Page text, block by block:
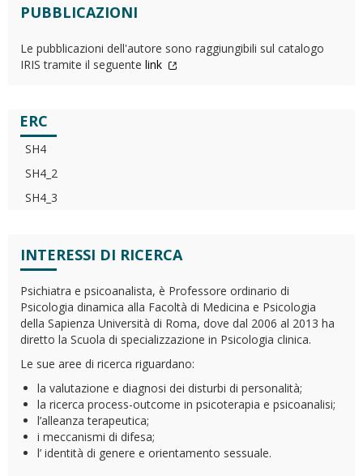
PUBBLICAZIONI
Le pubblicazioni dell'autore sono raggiungibili sul catalogo
IRIS tramite il seguente link
ERC
SH4
SH4_2
SH4_3
INTERESSI DI RICERCA
Psichiatra e psicoanalista, è Professore ordinario di
Psicologia dinamica alla Facoltà di Medicina e Psicologia
della Sapienza Università di Roma, dove dal 2006 al 2013 ha
diretto la Scuola di specializzazione in Psicologia clinica.
Le sue aree di ricerca riguardano:
la valutazione e diagnosi dei disturbi di personalità;
la ricerca process-outcome in psicoterapia e psicoanalisi;
l’alleanza terapeutica;
i meccanismi di difesa;
l’ identità di genere e orientamento sessuale.